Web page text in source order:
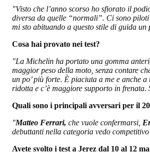
"Visto che l’anno scorso ho sfiorato il
diversa da quelle “normali”. Ci sono piloti
mi sto abituando a questo stile di guida un
Cosa hai provato nei test?
"La Michelin ha portato una gomma
maggior peso della moto, senza contare
un po’ più forte. È piaciuta a me e anche
ridotta e c’è maggiore supporto in
Quali sono i principali avversari per il
"Matteo Ferrari, che vuole confermarsi,
debuttanti nella categoria vedo competitivo
Avete svolto i test a Jerez dal 10 al 12